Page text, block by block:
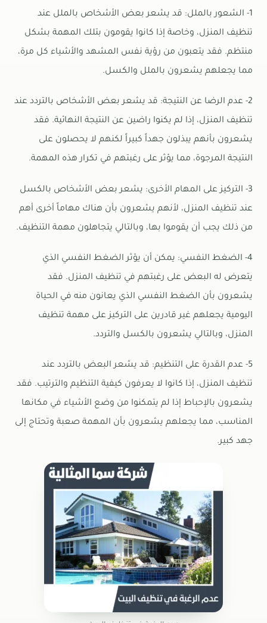
1- الشعور بالملل: قد يشعر بعض الأشخاص بالملل عند
تنظيف المنزل، وخاصة إذا كانوا يقومون بتلك المهمة بشكل
منتظم. فقد يتعبون من رؤية نفس المشهد والأشياء كل مرة،
مما يجعلهم يشعرون بالملل والكسل.
2- عدم الرضا عن النتيجة: قد يشعر بعض الأشخاص بالتردد عند
تنظيف المنزل، إذا لم يكنوا راضين عن النتيجة النهائية. فقد
يشعرون بأنهم يبذلون جهداً كبيراً لكنهم لا يحصلون على
النتيجة المرجوة، مما يؤثر على رغبتهم في تكرار هذه المهمة.
3- التركيز على المهام الأخرى: يشعر بعض الأشخاص بالكسل
عند تنظيف المنزل، لأنهم يشعرون بأن هناك مهاماً أخرى أهم
من ذلك يجب أن يقوموا بها، وبالتالي يتجاهلون مهمة التنظيف.
4- الضغط النفسي: يمكن أن يؤثر الضغط النفسي الذي
يتعرض له البعض على رغبتهم في تنظيف المنزل. فقد
يشعرون بأن الضغط النفسي الذي يعانون منه في الحياة
اليومية يجعلهم غير قادرين على التركيز على مهمة تنظيف
المنزل، وبالتالي يشعرون بالكسل والتردد.
5- عدم القدرة على التنظيم: قد يشعر البعض بالتردد عند
تنظيف المنزل، إذا كانوا لا يعرفون كيفية التنظيم والترتيب. فقد
يشعرون بالإحباط إذا لم يتمكنوا من وضع الأشياء في مكانها
المناسب، مما يجعلهم يشعرون بأن المهمة صعبة وتحتاج إلى
جهد كبير.